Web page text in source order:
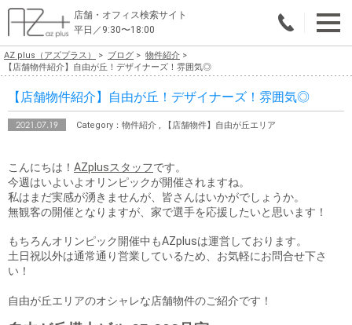
店舗・オフィス検索サイト
平日／9:30〜18:00
物件総合検索
エリアで探す
業種で探す
広さで探す
賃料から探す
こだわりで探す
店舗・オフィス物件を探す
テナントビルオーナー様へ
AZ plus（アズプラス） ブログ
物件紹介
【店舗物件紹介】自由が丘！デザイナーズ！雰囲気◎
【店舗物件紹介】自由が丘！デザイナーズ！雰囲気◎
2021.07.19 Category：物件紹介 , 【店舗物件】自由が丘エリア
こんにちは！ AZplusスタッフです。
今週はいよいよオリンピックが開催されますね。
私はまだ実感が湧きませんが、皆さんはいかがでしょうか。
無観客の開催となりますが、家で選手を応援したいと思います！
もちろんオリンピック開催中もAZplusは運営しております。
土日祝以外は通常通り営業しているため、お気軽にお問合せ下さ
い！
自由が丘エリアのオシャレな店舗物件のご紹介です！